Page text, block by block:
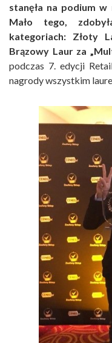
stanęła na podium w
Mało tego,
kategoriach: Złoty
Brązowy Laur za
podczas 7. edycji
nagrody wszystkim